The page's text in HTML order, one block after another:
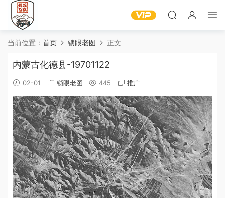
当前位置： 首页 锁眼老图 正文
内蒙古化德县-19701122
02-01 锁眼老图 445 推广